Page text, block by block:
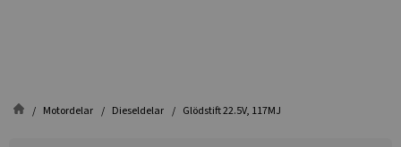
Motordelar Dieseldelar Glödstift 22.5V, 117MJ